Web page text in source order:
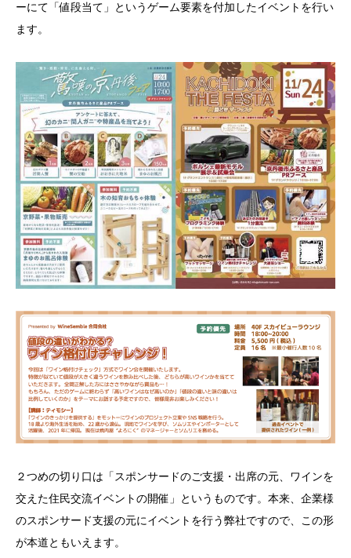
ーにて「値段当て」というゲーム要素を付加したイベントを行い
ます。
２つめの切り口は「スポンサードのご支援・出席の元、ワインを
交えた住民交流イベントの開催」というものです。本来、企業様
のスポンサード支援の元にイベントを行う弊社ですので、この形
が本道ともいえます。